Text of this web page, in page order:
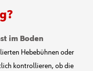
im Boden
Hebebühnen oder
kontrollieren, ob die